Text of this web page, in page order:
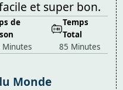
et super bon.
de
Minutes
Temps
Total
85 Minutes
Monde